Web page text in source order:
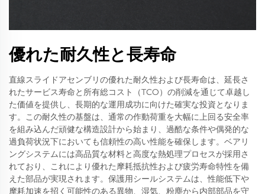
優れた耐久性と長寿命
直線スライドアセンブリの優れた耐久性および長寿命は、延長さ
れたサービス寿命と所有総コスト（TCO）の削減を通じて卓越し
た価値を提供し、長期的な運用成功に向けた確実な投資となりま
す。この耐久性の基盤は、通常の作動荷重を大幅に上回る安全率
を組み込んだ頑健な構造設計から始まり、過酷な条件や偶発的な
過負荷状況下においても信頼性の高い性能を確保します。ベアリ
ングシステムには高品質な材料と高度な熱処理プロセスが採用さ
れており、これにより優れた摩耗抵抗性および疲労寿命特性を備
えた部品が実現されます。保護用シールシステムは、性能低下や
摩耗加速を招く可能性のある異物、湿気、粉塵から内部部品を守